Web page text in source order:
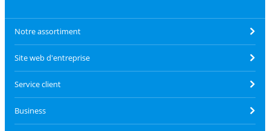
Notre assortiment
Site web d'entreprise
Service client
Business